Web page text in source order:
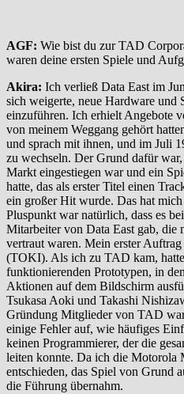
AGF: Wie bist du zur TAD
waren deine ersten Spiele und
Akira: Ich verließ Data East im
sich weigerte, neue Hardware und
einzuführen. Ich erhielt Angebote
von meinem Weggang gehört
und sprach mit ihnen, und im Juli
zu wechseln. Der Grund dafür
Markt eingestiegen war und ein
hatte, das als erster Titel einen
ein großer Hit wurde. Das hat
Pluspunkt war natürlich, dass es
Mitarbeiter von Data East gab, die
vertraut waren. Mein erster
(TOKI). Als ich zu TAD kam,
funktionierenden Prototypen, in
Aktionen auf dem Bildschirm
Tsukasa Aoki und Takashi
Gründung Mitglieder von TAD
einige Fehler auf, wie häufiges
keinen Programmierer, der die
leiten konnte. Da ich die Motorola
entschieden, das Spiel von Grund
die Führung übernahm.